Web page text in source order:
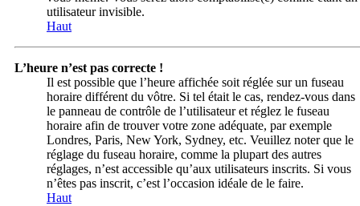
utilisateur invisible.
Haut
L’heure n’est pas correcte !
Il est possible que l’heure affichée soit réglée sur un fuseau
horaire différent du vôtre. Si tel était le cas, rendez-vous dans
le panneau de contrôle de l’utilisateur et réglez le fuseau
horaire afin de trouver votre zone adéquate, par exemple
Londres, Paris, New York, Sydney, etc. Veuillez noter que le
réglage du fuseau horaire, comme la plupart des autres
réglages, n’est accessible qu’aux utilisateurs inscrits. Si vous
n’êtes pas inscrit, c’est l’occasion idéale de le faire.
Haut